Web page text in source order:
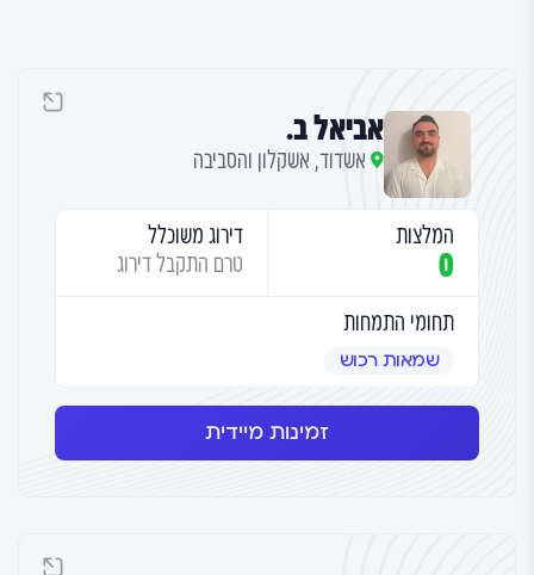
אביאל ב.
אשדוד, אשקלון והסביבה
המלצות
0
דירוג משוכלל
טרם התקבל דירוג
תחומי התמחות
שמאות רכוש
זמינות מיידית